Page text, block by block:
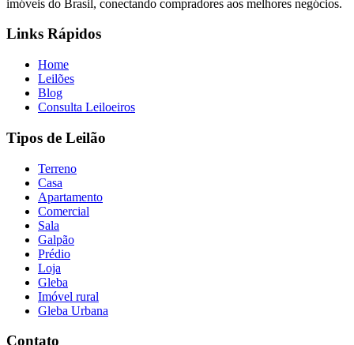
imóveis do Brasil, conectando compradores aos melhores negócios.
Links Rápidos
Home
Leilões
Blog
Consulta Leiloeiros
Tipos de Leilão
Terreno
Casa
Apartamento
Comercial
Sala
Galpão
Prédio
Loja
Gleba
Imóvel rural
Gleba Urbana
Contato